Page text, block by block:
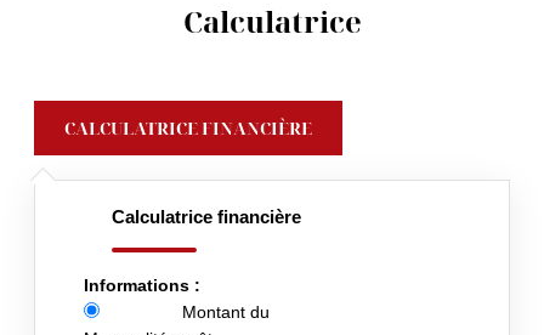
Calculatrice
CALCULATRICE FINANCIÈRE